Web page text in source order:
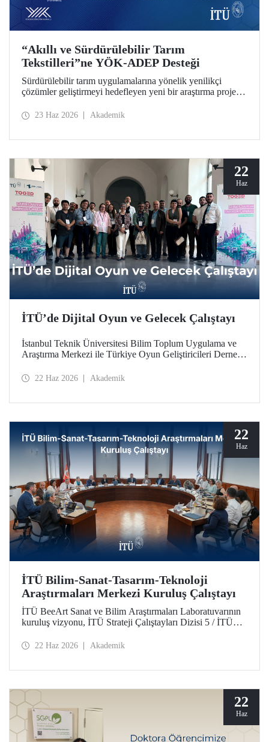
“Akıllı ve Sürdürülebilir Tarım
Tekstilleri”ne YÖK-ADEP Desteği
Sürdürülebilir tarım uygulamalarına yönelik yenilikçi
çözümler geliştirmeyi hedefleyen yeni bir araştırma projesi,
değerli ürünlere dönüştürülmesini amaçlayan çalışma;
23 Haz 2026 Akademik
22
Haz
İTÜ’de Dijital Oyun ve Gelecek Çalıştayı
İstanbul Teknik Üniversitesi Bilim Toplum Uygulama ve
Araştırma Merkezi ile Türkiye Oyun Geliştiricileri Derneği
Gelecek Çalıştayı”, 17 Haziran 2026 tarihinde İTÜ
22 Haz 2026 Akademik
22
Haz
İTÜ Bilim-Sanat-Tasarım-Teknoloji
Araştırmaları Merkezi Kuruluş Çalıştayı
İTÜ BeeArt Sanat ve Bilim Araştırmaları Laboratuvarının
kuruluş vizyonu, İTÜ Strateji Çalıştayları Dizisi 5 / İTÜ
Kuruluş Çalıştayı’nda değerlendirildi.
22 Haz 2026 Akademik
22
Haz